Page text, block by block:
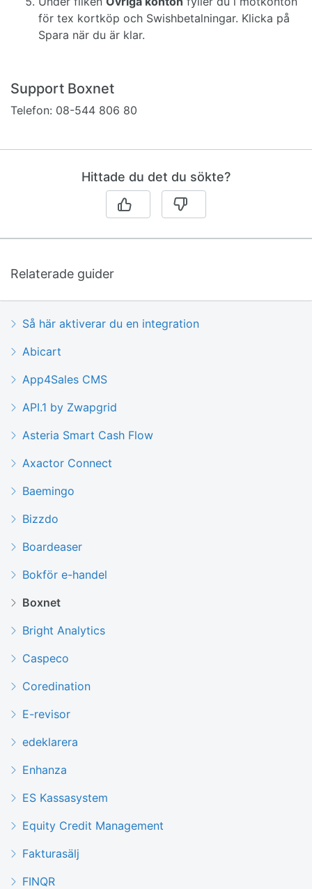
för tex kortköp och Swishbetalningar. Klicka på
Spara när du är klar.
Support Boxnet
Telefon: 08-544 806 80
Hittade du det du sökte?
Relaterade guider
Så här aktiverar du en integration
Abicart
App4Sales CMS
API.1 by Zwapgrid
Asteria Smart Cash Flow
Axactor Connect
Baemingo
Bizzdo
Boardeaser
Bokför e-handel
Boxnet
Bright Analytics
Caspeco
Coredination
E-revisor
edeklarera
Enhanza
ES Kassasystem
Equity Credit Management
Fakturasälj
FINQR